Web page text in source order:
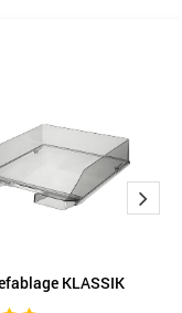
KLASSIK